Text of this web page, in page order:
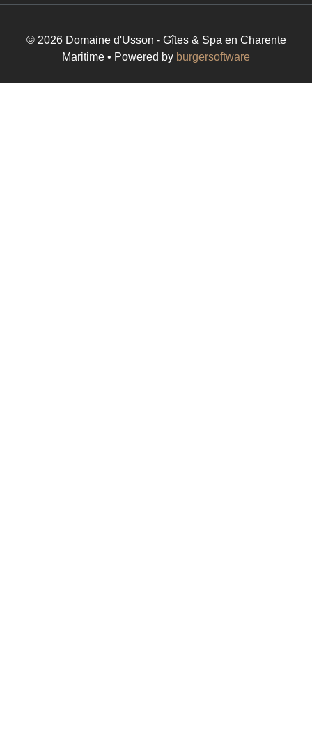
© 2026 Domaine d'Usson - Gîtes & Spa en Charente
Maritime • Powered by burgersoftware